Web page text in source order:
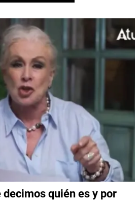
decimos quién es y por